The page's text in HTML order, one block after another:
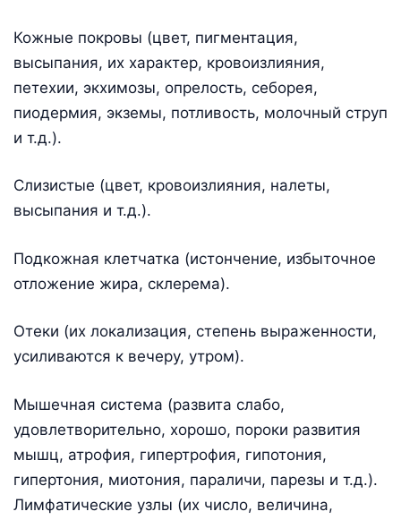
Кожные покровы (цвет, пигментация,
высыпания, их характер, кровоизлияния,
петехии, экхимозы, опрелость, себорея,
пиодермия, экземы, потливость, молочный струп
и т.д.).
Слизистые (цвет, кровоизлияния, налеты,
высыпания и т.д.).
Подкожная клетчатка (истончение, избыточное
отложение жира, склерема).
Отеки (их локализация, степень выраженности,
усиливаются к вечеру, утром).
Мышечная система (развита слабо,
удовлетворительно, хорошо, пороки развития
мышц, атрофия, гипертрофия, гипотония,
гипертония, миотония, параличи, парезы и т.д.).
Лимфатические узлы (их число, величина,